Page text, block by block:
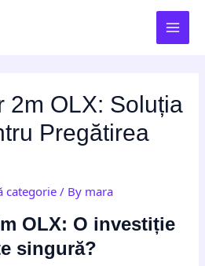
2m OLX: Soluția
Pregătirea
categorie/ By mara
OLX: O investiție
singură?